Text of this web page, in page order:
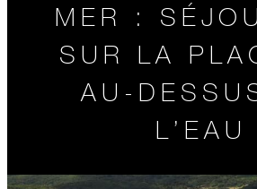
MER :
SUR LA
AU-
L’EAU